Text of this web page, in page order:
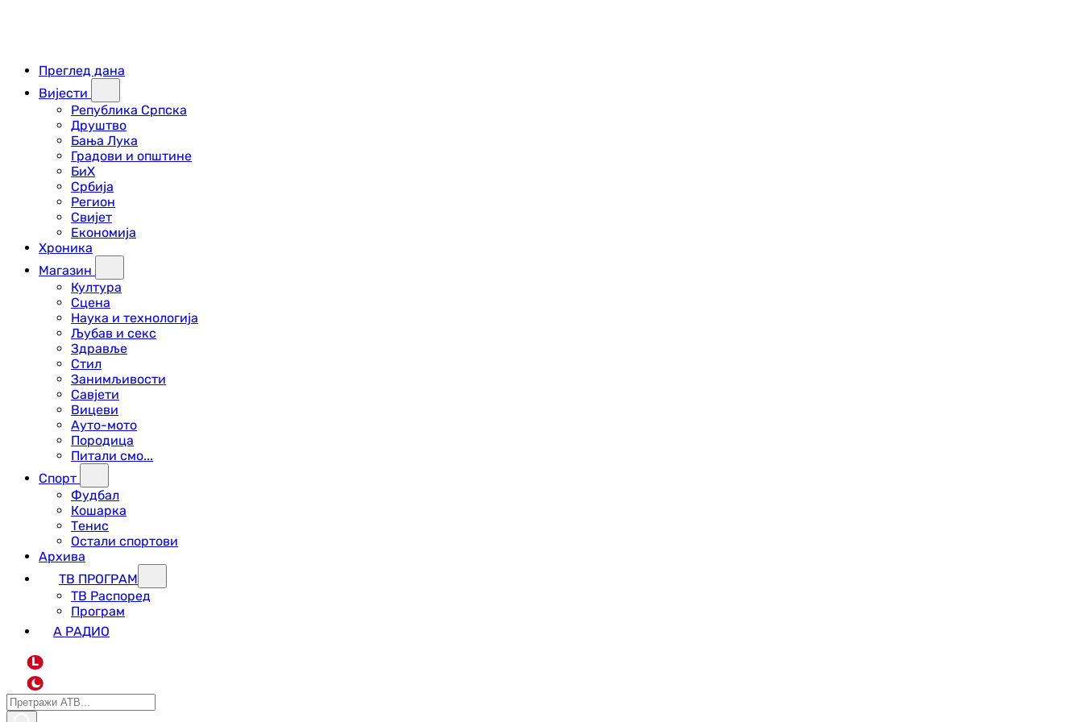
Преглед дана
Вијести
Република Српска
Друштво
Бања Лука
Градови и општине
БиХ
Србија
Регион
Свијет
Економија
Хроника
Магазин
Култура
Сцена
Наука и технологија
Љубав и секс
Здравље
Стил
Занимљивости
Савјети
Вицеви
Ауто-мото
Породица
Питали смо...
Спорт
Фудбал
Кошарка
Тенис
Остали спортови
Архива
ТВ ПРОГРАМ
ТВ Распоред
Програм
А РАДИО
L